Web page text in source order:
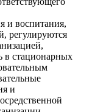
и воспитания,
регулируются
стационарных
и